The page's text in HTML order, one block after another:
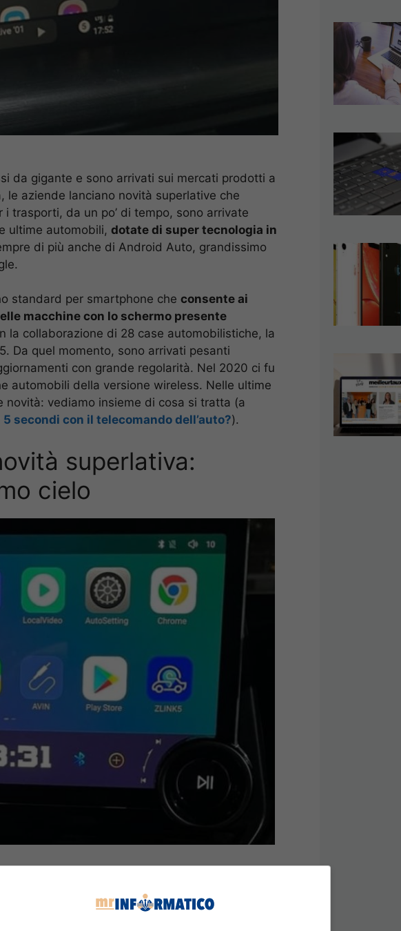
da gigante e sono arrivati sui mercati prodotti a
le aziende lanciano novità superlative che
trasporti, da un po’ di tempo, sono arrivate
ultime automobili, dotate di super tecnologia in
di più anche di Android Auto, grandissimo
standard per smartphone che consente ai
macchine con lo schermo presente
la collaborazione di 28 case automobilistiche, la
Da quel momento, sono arrivati pesanti
con grande regolarità. Nel 2020 ci fu
automobili della versione wireless. Nelle ultime
novità: vediamo insieme di cosa si tratta (a
secondi con il telecomando dell’auto?).
superlativa:
cielo
i prodotti a disposizione degli utenti.
ha anche fornito un interessante
migliorie perfezionano in realtà estetica e